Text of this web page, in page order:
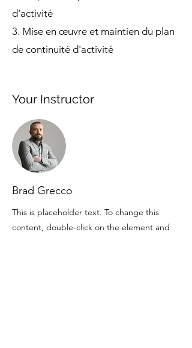
d'activité
3. Mise en œuvre et maintien du plan
de continuité d'activité
Your Instructor
Brad Grecco
This is placeholder text. To change this
content, double-click on the element and